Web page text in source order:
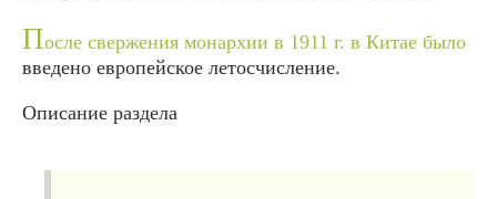
После свержения монархии в 1911 г. в Китае было
введено европейское летосчисление.
Описание раздела